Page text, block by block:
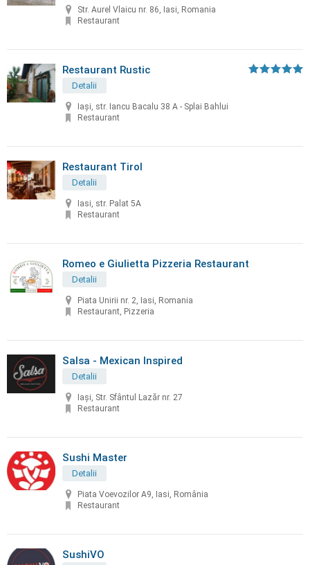
Str. Aurel Vlaicu nr. 86, Iasi, Romania
Restaurant
Restaurant Rustic
Detalii
Iași, str. Iancu Bacalu 38 A - Splai Bahlui
Restaurant
Restaurant Tirol
Detalii
Iasi, str. Palat 5A
Restaurant
Romeo e Giulietta Pizzeria Restaurant
Detalii
Piata Unirii nr. 2, Iasi, Romania
Restaurant, Pizzeria
Salsa - Mexican Inspired
Detalii
Iași, Str. Sfântul Lazăr nr. 27
Restaurant
Sushi Master
Detalii
Piata Voevozilor A9, Iasi, România
Restaurant
SushiVO